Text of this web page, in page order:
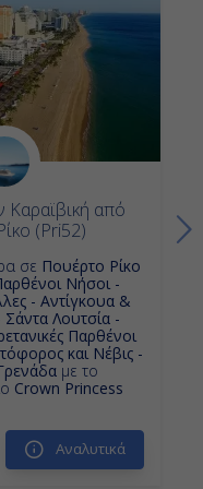
Καραϊβική από
(Pri52)
σε Πουέρτο Ρίκο
Νήσοι -
- Αντίγκουα &
Λουτσία -
Παρθένοι
και Νέβις -
με το
Crown Princess
Αναλυτικά